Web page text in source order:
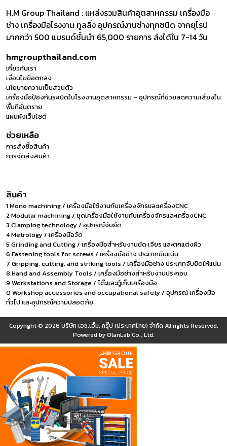
H.M Group Thailand : แหล่งรวมสินค้าอุตสาหกรรม เครื่องมือ
ช่าง เครื่องมือโรงงาน ทูลลิ่ง อุปกรณ์งานช่างทุกชนิด จากยุโรป
มากกว่า 500 แบรนด์ชั้นนำ 65,000 รายการ ส่งได้ใน 7-14 วัน
hmgroupthailand.com
เกี่ยวกับเรา
เงื่อนไขข้อตกลง
นโยบายความเป็นส่วนตัว
เครื่องมือป้องกันระเบิดในโรงงานอุตสาหกรรม – อุปกรณ์ที่ช่วยลดความเสี่ยงใน
พื้นที่อันตราย
แผนผังเว็บไซต์
ช่วยเหลือ
การสั่งซื้อสินค้า
การจัดส่งสินค้า
สินค้า
1 Mono machining / เครื่องมือใช้งานกับเครื่องจักรและเครื่องCNC
2 Modular machining / ชุดเครื่องมือใช้งานกับเครื่องจักรและเครื่องCNC
3 Clamping technology / อุปกรณ์จับยึด
4 Metrology / เครื่องมือวัด
5 Grinding and Cutting / เครื่องมือสำหรับงานขัด เจียร และตกแต่งผิว
6 Fastening tools for screws / เครื่องมือช่าง ประเภทขันแน่น
7 Gripping, cutting, and striking tools / เครื่องมือช่าง ประเภทจับยึดให้แน่น
8 Hand and Assembly Tools / เครื่องมือช่างสำหรับงานประกอบ
9 Workstations and Storage / โต๊ะและตู้เก็บเครื่องมือ
0 Workshop accessories and occupational safety / อุปกรณ์ เครื่องมือ
ทั่วไป และอุปกรณ์ความปลอดภัย
Copyright © 2026 บริษัท เอช.เอ็ม. กรุ๊ป (ประเทศไทย) จำกัด All rights Reserved.
Powered byOlanLab Co., Ltd.